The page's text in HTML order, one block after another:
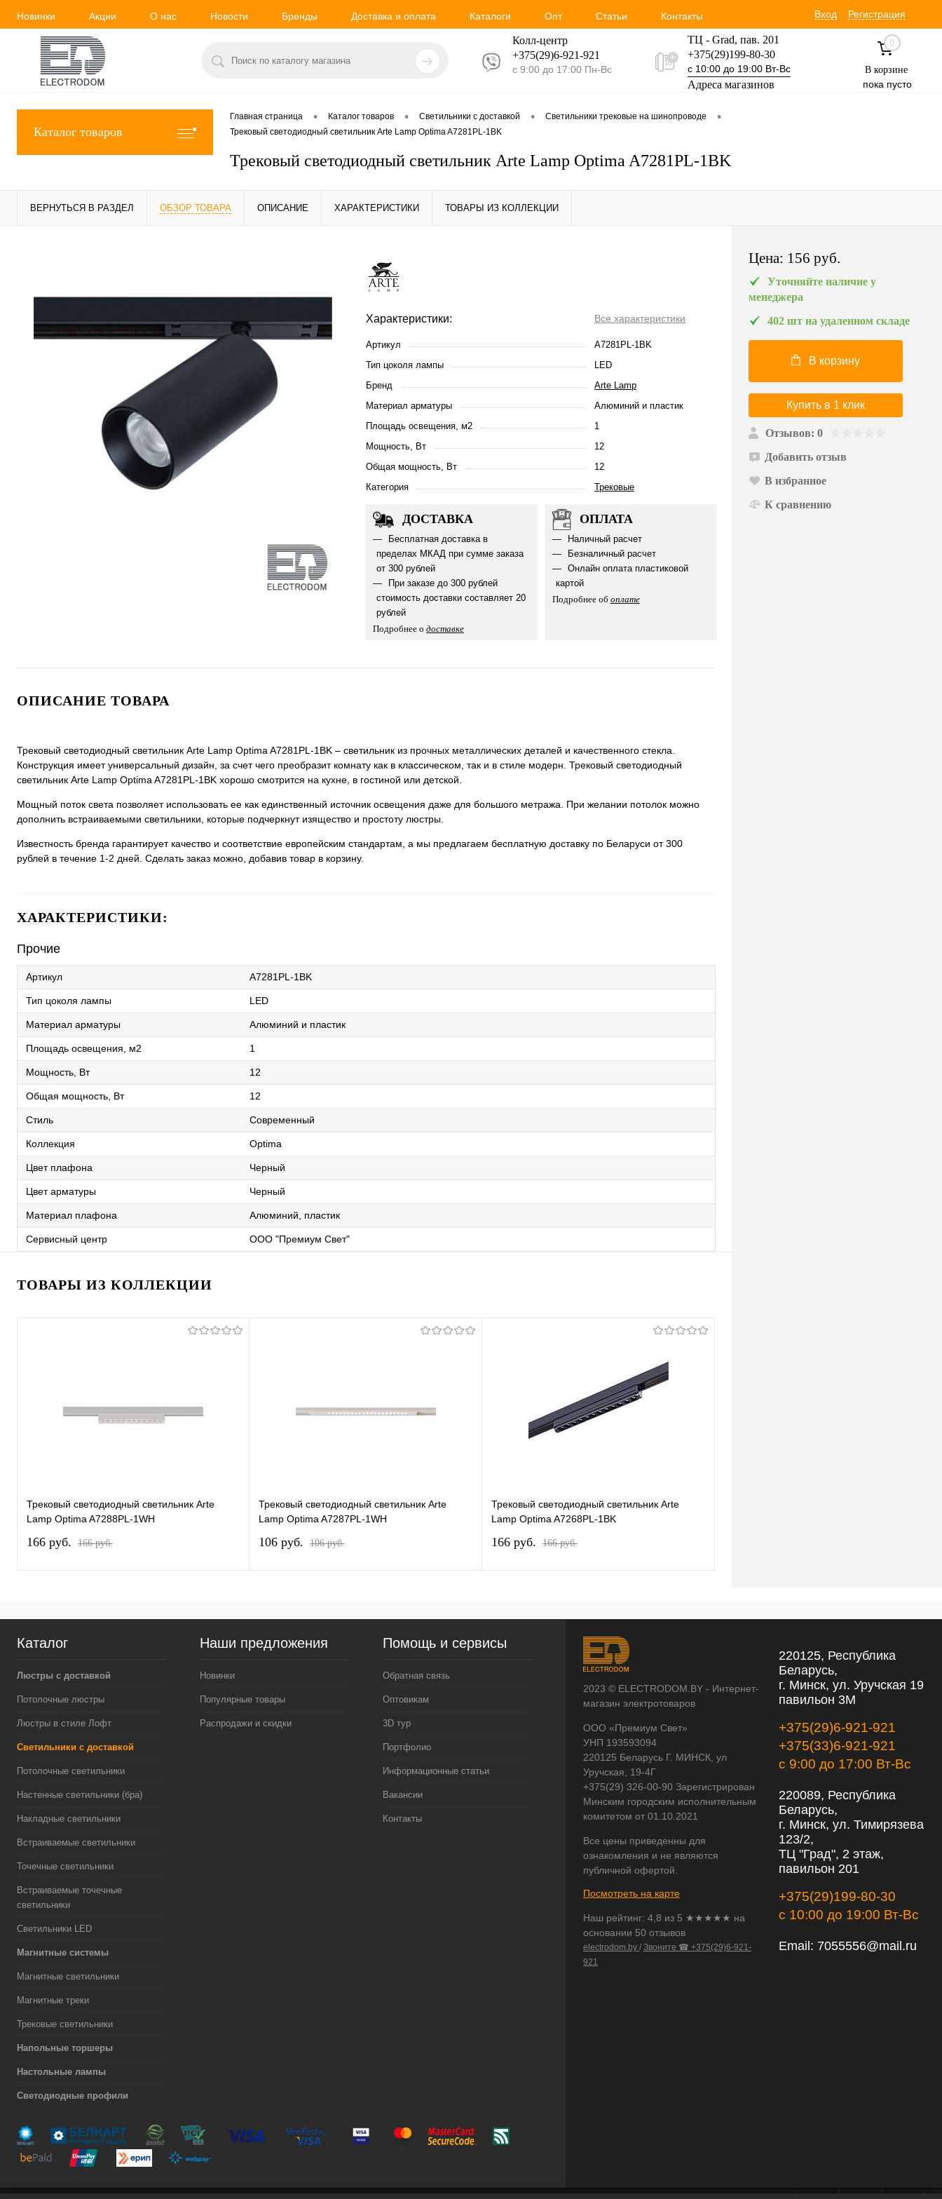
Новинки Акции О нас Новости Бренды Доставка и оплата Каталоги Опт Статьи Контакты Вход Регистрация
Колл-центр
+375(29)6-921-921
с 9:00 до 17:00 Пн-Вс
ТЦ - Grad, пав. 201
+375(29)199-80-30
с 10:00 до 19:00 Вт-Вс
Адреса магазинов
+375(29)354-30-60
0
В корзине
пока пусто
Каталог товаров
Главная страница • Каталог товаров • Светильники с доставкой • Светильники трековые на шинопроводе •
Трековый светодиодный светильник Arte Lamp Optima A7281PL-1BK
Трековый светодиодный светильник Arte Lamp Optima A7281PL-1BK
ВЕРНУТЬСЯ В РАЗДЕЛ ОБЗОР ТОВАРА ОПИСАНИЕ ХАРАКТЕРИСТИКИ ТОВАРЫ ИЗ КОЛЛЕКЦИИ
Характеристики: Все характеристики
Артикул
A7281PL-1BK
Тип цоколя лампы
LED
Бренд
Arte Lamp
Материал арматуры
Алюминий и пластик
Площадь освещения, м2
1
Мощность, Вт
12
Общая мощность, Вт
12
Категория
Трековые
ДОСТАВКА
Бесплатная доставка в
пределах МКАД при сумме заказа
от 300 рублей
При заказе до 300 рублей
стоимость доставки составляет 20
рублей
Подробнее о доставке
ОПЛАТА
Наличный расчет
Безналичный расчет
Онлайн оплата пластиковой
картой
Подробнее об оплате
ОПИСАНИЕ ТОВАРА
Трековый светодиодный светильник Arte Lamp Optima A7281PL-1BK – светильник из прочных металлических деталей и качественного стекла.
Конструкция имеет универсальный дизайн, за счет чего преобразит комнату как в классическом, так и в стиле модерн. Трековый светодиодный
светильник Arte Lamp Optima A7281PL-1BK хорошо смотрится на кухне, в гостиной или детской.
Мощный поток света позволяет использовать ее как единственный источник освещения даже для большого метража. При желании потолок можно
дополнить встраиваемыми светильники, которые подчеркнут изящество и простоту люстры.
Известность бренда гарантирует качество и соответствие европейским стандартам, а мы предлагаем бесплатную доставку по Беларуси от 300
рублей в течение 1-2 дней. Сделать заказ можно, добавив товар в корзину.
ХАРАКТЕРИСТИКИ:
Прочие
Артикул A7281PL-1BK
Тип цоколя лампы LED
Материал арматуры Алюминий и пластик
Площадь освещения, м2 1
Мощность, Вт 12
Общая мощность, Вт 12
Стиль Современный
Коллекция Optima
Цвет плафона Черный
Цвет арматуры Черный
Материал плафона Алюминий, пластик
Сервисный центр ООО "Премиум Свет"
ТОВАРЫ ИЗ КОЛЛЕКЦИИ
Трековый светодиодный светильник Arte
Lamp Optima A7288PL-1WH
166 pуб. 166 pуб.
Трековый светодиодный светильник Arte
Lamp Optima A7287PL-1WH
106 pуб. 106 pуб.
Трековый светодиодный светильник Arte
Lamp Optima A7268PL-1BK
166 pуб. 166 pуб.
Цена: 156 pуб.
Уточняйте наличие у
менеджера
402 шт на удаленном складе
В корзину
Купить в 1 клик
Отзывов: 0
Добавить отзыв
В избранное
К сравнению
Каталог
Люстры с доставкой
Потолочные люстры
Люстры в стиле Лофт
Светильники с доставкой
Потолочные светильники
Настенные светильники (бра)
Накладные светильники
Встраиваемые светильники
Точечные светильники
Встраиваемые точечные
светильники
Светильники LED
Магнитные системы
Магнитные светильники
Магнитные треки
Трековые светильники
Напольные торшеры
Настольные лампы
Светодиодные профили
Наши предложения
Новинки
Популярные товары
Распродажи и скидки
Помощь и сервисы
Обратная связь
Оптовикам
3D тур
Портфолио
Информационные статьи
Вакансии
Контакты
2023 © ELECTRODOM.BY - Интернет-
магазин электротоваров
ООО «Премиум Свет»
УНП 193593094
220125 Беларусь Г. МИНСК, ул
Уручская, 19-4Г
+375(29) 326-00-90 Зарегистрирован
Минским городским исполнительным
комитетом от 01.10.2021
Все цены приведенны для
ознакомления и не являются
публичной офертой.
Посмотреть на карте
Наш рейтинг: 4,8 из 5 ★★★★★ на
основании 50 отзывов
electrodom.by / Звоните ☎ +375(29)6-921-
921
220125, Республика
Беларусь,
г. Минск, ул. Уручская 19
павильон 3М
+375(29)6-921-921
+375(33)6-921-921
с 9:00 до 17:00 Вт-Вс
220089, Республика
Беларусь,
г. Минск, ул. Тимирязева
123/2,
ТЦ "Град", 2 этаж,
павильон 201
+375(29)199-80-30
с 10:00 до 19:00 Вт-Вс
Email: 7055556@mail.ru